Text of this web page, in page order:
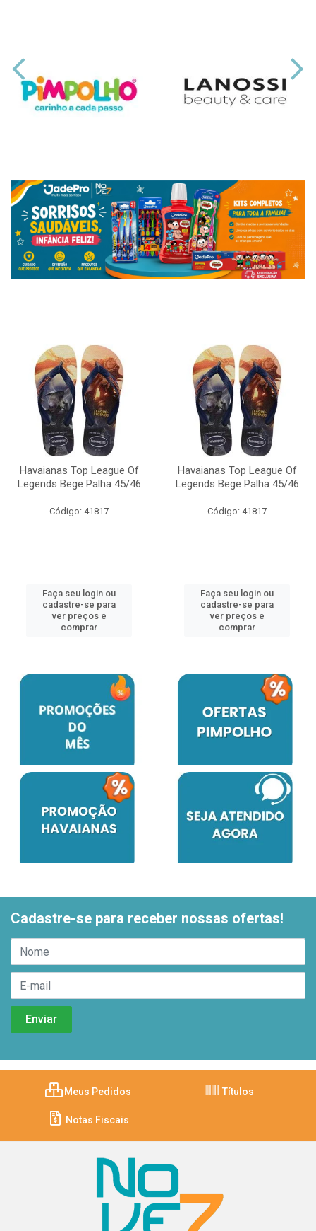
Havaianas Top League Of
Legends Bege Palha 45/46
Código: 41817
Faça seu login ou
cadastre-se para
ver preços e
comprar
Havaianas Top League Of
Legends Bege Palha 45/46
Código: 41817
Faça seu login ou
cadastre-se para
ver preços e
comprar
Cadastre-se para receber nossas ofertas!
Meus Pedidos Títulos
Notas Fiscais